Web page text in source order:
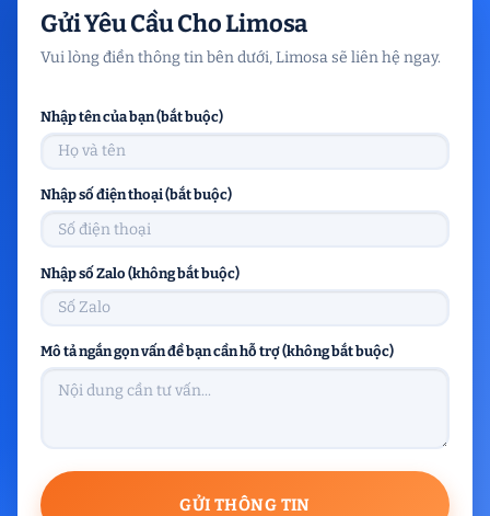
Gửi Yêu Cầu Cho Limosa
Vui lòng điền thông tin bên dưới, Limosa sẽ liên hệ ngay.
Nhập tên của bạn (bắt buộc)
Nhập số điện thoại (bắt buộc)
Nhập số Zalo (không bắt buộc)
Mô tả ngắn gọn vấn đề bạn cần hỗ trợ (không bắt buộc)